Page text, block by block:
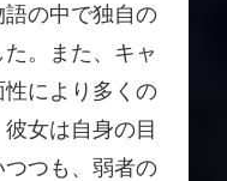
の中で独自の
。また、キャ
により多くの
女は自身の目
つも、弱者の